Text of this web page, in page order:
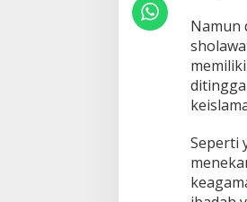
Namun
Seperti